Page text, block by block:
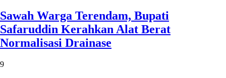
Sawah Warga Terendam, Bupati
Safaruddin Kerahkan Alat Berat
Normalisasi Drainase
9